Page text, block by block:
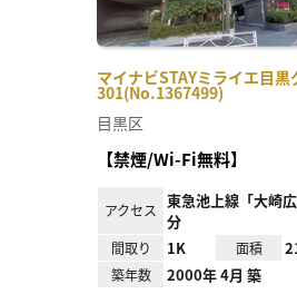
マイナビSTAYミライエ目黒
301(No.1367499)
目黒区
【禁煙/Wi-Fi無料】
アクセス
東急池上線「大崎
分
間取り 1K 面積
築年数 2000年 4月 築